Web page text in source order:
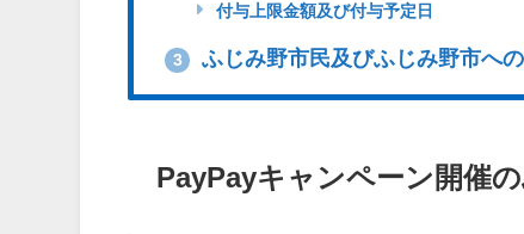
付与上限金額及び付与予定日
3 ふじみ野市民及びふじみ野市へ
PayPayキャンペーン開催